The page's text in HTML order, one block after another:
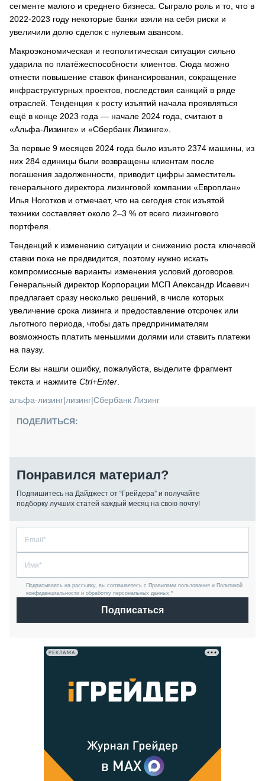
сегменте малого и среднего бизнеса. Сыграло роль и то, что в
2022-2023 году некоторые банки взяли на себя риски и
увеличили долю сделок с нулевым авансом.
Макроэкономическая и геополитическая ситуация сильно
ударила по платёжеспособности клиентов. Сюда можно
отнести повышение ставок финансирования, сокращение
инфраструктурных проектов, последствия санкций в ряде
отраслей. Тенденция к росту изъятий начала проявляться
ещё в конце 2023 года — начале 2024 года, считают в
«Альфа-Лизинге» и «Сбербанк Лизинге».
За первые 9 месяцев 2024 года было изъято 2374 машины, из
них 284 единицы были возвращены клиентам после
погашения задолженности, приводит цифры заместитель
генерального директора лизинговой компании «Европлан»
Илья Ноготков и отмечает, что на сегодня сток изъятой
техники составляет около 2–3 % от всего лизингового
портфеля.
Тенденций к изменению ситуации и снижению роста ключевой
ставки пока не предвидится, поэтому нужно искать
компромиссные варианты изменения условий договоров.
Генеральный директор Корпорации МСП Александр Исаевич
предлагает сразу несколько решений, в числе которых
увеличение срока лизинга и предоставление отсрочек или
льготного периода, чтобы дать предпринимателям
возможность платить меньшими долями или ставить платежи
на паузу.
Если вы нашли ошибку, пожалуйста, выделите фрагмент
текста и нажмите Ctrl+Enter
альфа-лизинг|лизинг|Сбербанк Лизинг
ПОДЕЛИТЬСЯ:
Понравился материал?
Подпишитесь на Дайджест от “Грейдера” и получайте
подборку лучших статей каждый месяц на свою почту!
Подписываясь на рассылку, вы соглашаетесь с Правилами пользования и Политикой
конфиденциальности и обработку персональных данных *
Подписаться
РЕКЛАМА